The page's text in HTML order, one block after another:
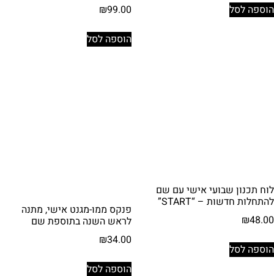
הוספה לסל
₪99.00
הוספה לסל
לוח תכנון שבועי אישי עם שם
להתחלות חדשות – “START”
₪48.00
הוספה לסל
פנקס ממו-מגנט אישי, מתנה
לראש השנה בתוספת שם
₪34.00
הוספה לסל